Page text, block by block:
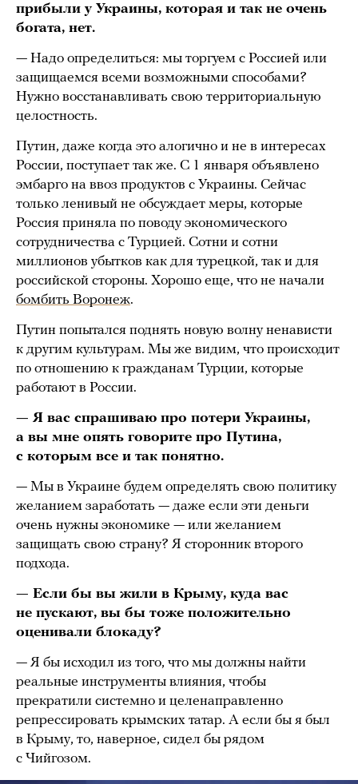
прибыли у Украины, которая и так не очень
богата, нет.
— Надо определиться: мы торгуем с Россией или
защищаемся всеми возможными способами?
Нужно восстанавливать свою территориальную
целостность.
Путин, даже когда это алогично и не в интересах
России, поступает так же. С 1 января объявлено
эмбарго на ввоз продуктов с Украины. Сейчас
только ленивый не обсуждает меры, которые
Россия приняла по поводу экономического
сотрудничества с Турцией. Сотни и сотни
миллионов убытков как для турецкой, так и для
российской стороны. Хорошо еще, что не начали
бомбить Воронеж.
Путин попытался поднять новую волну ненависти
к другим культурам. Мы же видим, что происходит
по отношению к гражданам Турции, которые
работают в России.
— Я вас спрашиваю про потери Украины,
а вы мне опять говорите про Путина,
с которым все и так понятно.
— Мы в Украине будем определять свою политику
желанием заработать — даже если эти деньги
очень нужны экономике — или желанием
защищать свою страну? Я сторонник второго
подхода.
— Если бы вы жили в Крыму, куда вас
не пускают, вы бы тоже положительно
оценивали блокаду?
— Я бы исходил из того, что мы должны найти
реальные инструменты влияния, чтобы
прекратили системно и целенаправленно
репрессировать крымских татар. А если бы я был
в Крыму, то, наверное, сидел бы рядом
с Чийгозом.